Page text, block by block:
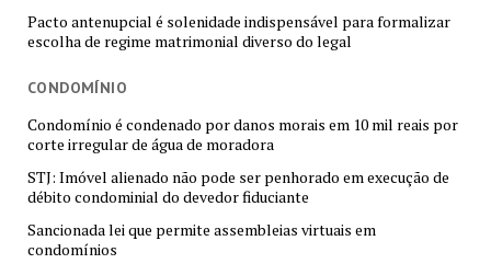
Pacto antenupcial é solenidade indispensável para formalizar
escolha de regime matrimonial diverso do legal
CONDOMÍNIO
Condomínio é condenado por danos morais em 10 mil reais por
corte irregular de água de moradora
STJ: Imóvel alienado não pode ser penhorado em execução de
débito condominial do devedor fiduciante
Sancionada lei que permite assembleias virtuais em
condomínios